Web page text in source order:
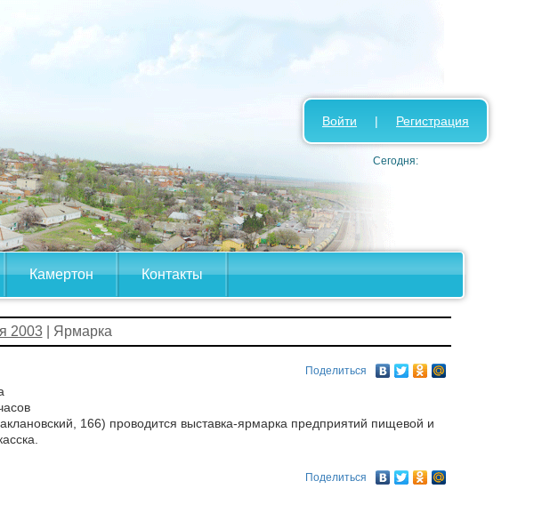
Камертон Контакты
Войти | Регистрация
Сегодня:
2003| Ярмарка
Поделиться
166) проводится выставка-ярмарка предприятий пищевой и
Поделиться